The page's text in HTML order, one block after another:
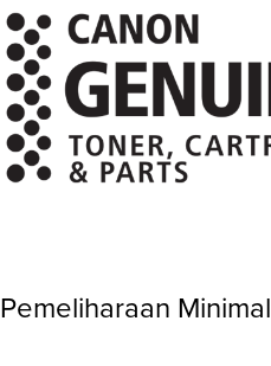
Pemeliharaan Minimal